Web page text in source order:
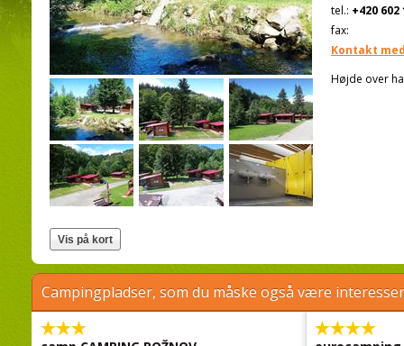
tel.: +420 602
fax:
Kontakt
Højde over
Campingpladser, som du måske også være